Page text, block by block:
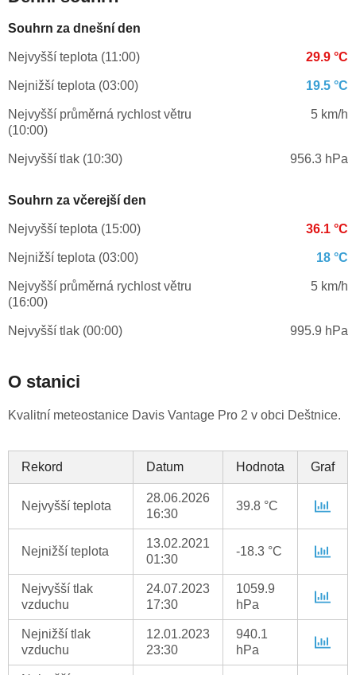
Souhrn za dnešní den
Nejvyšší teplota (11:00) 29.9 °C
Nejnižší teplota (03:00) 19.5 °C
Nejvyšší průměrná rychlost větru
(10:00)
5 km/h
Nejvyšší tlak (10:30) 956.3 hPa
Souhrn za včerejší den
Nejvyšší teplota (15:00) 36.1 °C
Nejnižší teplota (03:00) 18 °C
Nejvyšší průměrná rychlost větru
(16:00)
5 km/h
Nejvyšší tlak (00:00) 995.9 hPa
O stanici
Kvalitní meteostanice Davis Vantage Pro 2 v obci Deštnice.
Rekord Datum Hodnota Graf
Nejvyšší teplota
28.06.2026
16:30
39.8 °C
Nejnižší teplota
13.02.2021
01:30
-18.3 °C
Nejvyšší tlak
vzduchu
24.07.2023
17:30
1059.9
hPa
Nejnižší tlak
vzduchu
12.01.2023
23:30
940.1
hPa